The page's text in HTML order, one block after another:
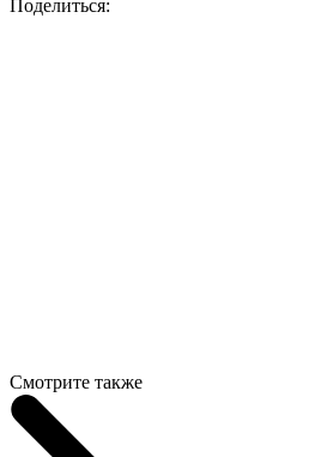
Поделиться:
Смотрите также